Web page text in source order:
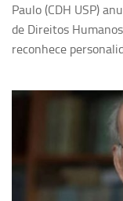
Paulo (CDH USP)
de Direitos
reconhece